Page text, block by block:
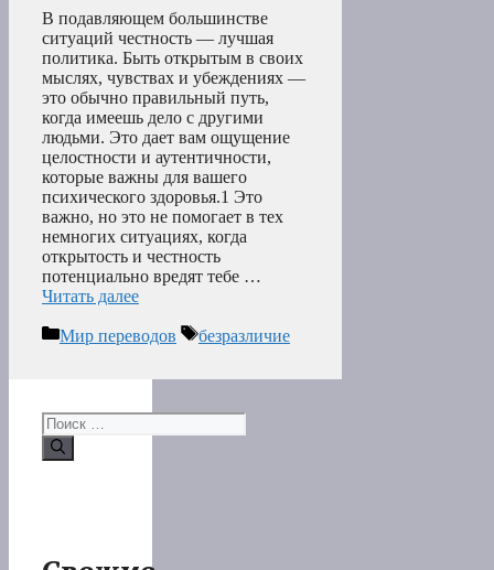
В подавляющем большинстве
ситуаций честность — лучшая
политика. Быть открытым в своих
мыслях, чувствах и убеждениях —
это обычно правильный путь,
когда имеешь дело с другими
людьми. Это дает вам ощущение
целостности и аутентичности,
которые важны для вашего
психического здоровья.1 Это
важно, но это не помогает в тех
немногих ситуациях, когда
открытость и честность
потенциально вредят тебе …
Читать далее
Рубрики
Мир переводов Метки
безразличие
Поиск: